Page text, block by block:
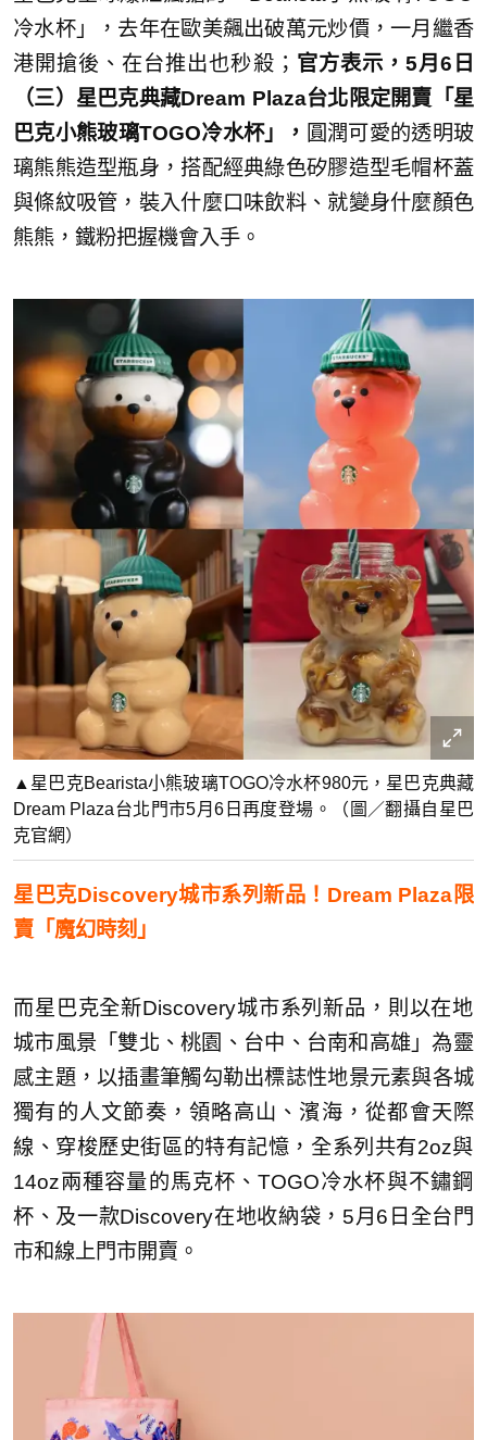
冷水杯」，去年在歐美飆出破萬元炒價，一月繼香
港開搶後、在台推出也秒殺； 官方表示，5月6日
（三）星巴克典藏Dream Plaza台北限定開賣「星
巴克小熊玻璃TOGO冷水杯」， 圓潤可愛的透明玻
璃熊熊造型瓶身，搭配經典綠色矽膠造型毛帽杯蓋
與條紋吸管，裝入什麼口味飲料、就變身什麼顏色
熊熊，鐵粉把握機會入手。
▲星巴克Bearista小熊玻璃TOGO冷水杯980元，星巴克典藏
Dream Plaza台北門市5月6日再度登場。（圖／翻攝自星巴
克官網）
星巴克Discovery城市系列新品！Dream Plaza限
賣「魔幻時刻」
而星巴克全新Discovery城市系列新品，則 以在地
城市風景「雙北、桃園、 台中、台南和高雄」為靈
感主題，以插畫筆觸勾勒出標誌性地景元素與各城
獨有的人文節奏，領略高山、濱海，從都會天際
線、穿梭歷史街區的特有記憶，全系列共有2oz與
14oz兩種容量的馬克杯、TOGO冷水杯與不鏽鋼
杯、及一款Discovery在地收納袋，5月6日全台門
市和線上門市開賣。